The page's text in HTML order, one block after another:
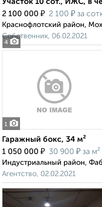
4
Участок 10 сот., ИЖС, в
2 100 000 ₽ 2 100 ₽ за
Краснофлотский район,
Собственник, 06.02.2021
1
Гаражный бокс, 34 м²
1 050 000 ₽ 30 900 ₽ за м²
Индустриальный район,
Агентство, 02.02.2021